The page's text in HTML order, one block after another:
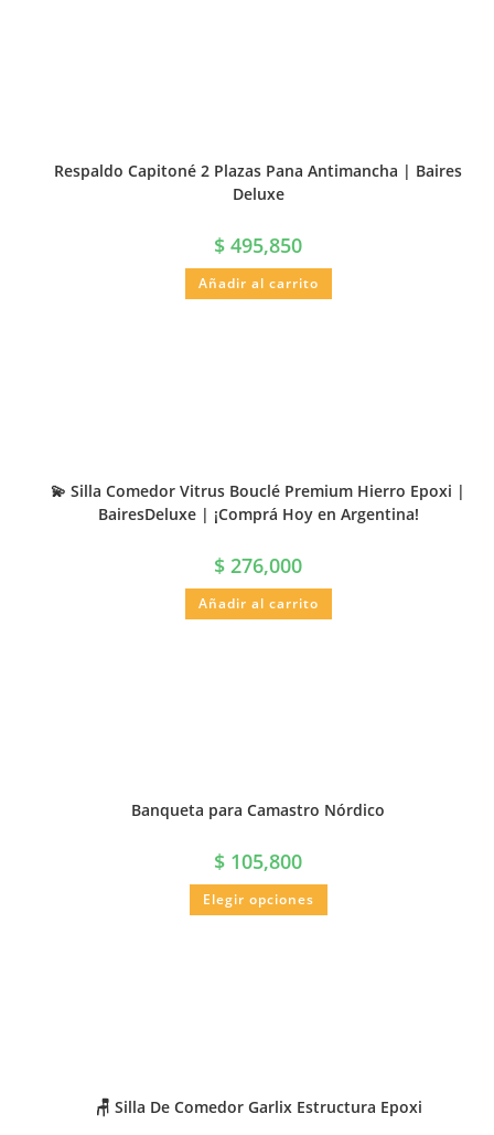
Respaldo Capitoné 2 Plazas Pana Antimancha | Baires
Deluxe
$ 495,850
Añadir al carrito
💫 Silla Comedor Vitrus Bouclé Premium Hierro Epoxi |
BairesDeluxe | ¡Comprá Hoy en Argentina!
$ 276,000
Añadir al carrito
Banqueta para Camastro Nórdico
$ 105,800
Elegir opciones
🪑 Silla De Comedor Garlix Estructura Epoxi